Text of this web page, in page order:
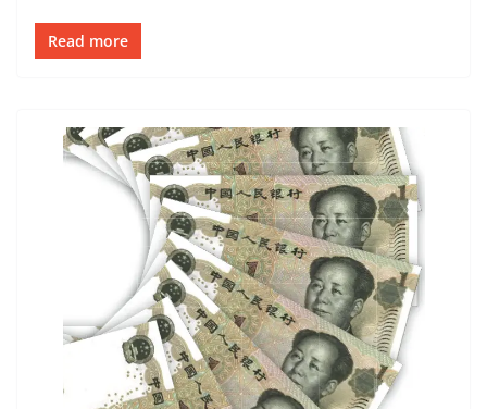
Read more